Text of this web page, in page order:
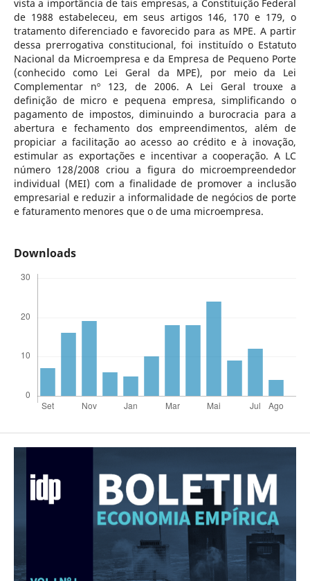
vista a importância de tais empresas, a Constituição Federal
de 1988 estabeleceu, em seus artigos 146, 170 e 179, o
tratamento diferenciado e favorecido para as MPE. A partir
dessa prerrogativa constitucional, foi instituído o Estatuto
Nacional da Microempresa e da Empresa de Pequeno Porte
(conhecido como Lei Geral da MPE), por meio da Lei
Complementar nº 123, de 2006. A Lei Geral trouxe a
definição de micro e pequena empresa, simplificando o
pagamento de impostos, diminuindo a burocracia para a
abertura e fechamento dos empreendimentos, além de
propiciar a facilitação ao acesso ao crédito e à inovação,
estimular as exportações e incentivar a cooperação. A LC
número 128/2008 criou a figura do microempreendedor
individual (MEI) com a finalidade de promover a inclusão
empresarial e reduzir a informalidade de negócios de porte
e faturamento menores que o de uma microempresa.
Downloads